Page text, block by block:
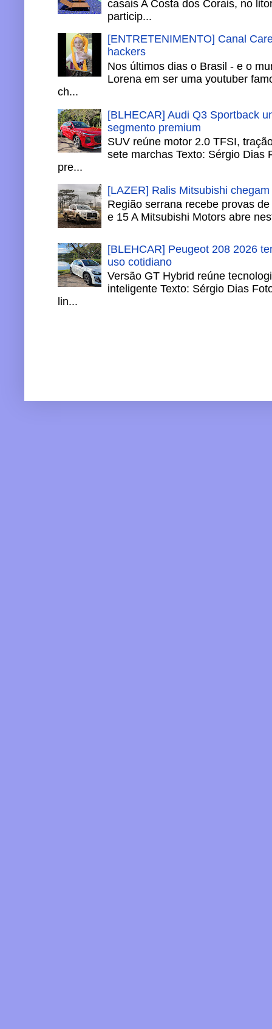
casais A Costa dos Corais, no
particip...
[ENTRETENIMENTO] Canal
hackers
Nos últimos dias o Brasil - e o
Lorena em ser uma youtuber
ch...
[BLHECAR] Audi Q3 Sportback
segmento premium
SUV reúne motor 2.0 TFSI,
sete marchas Texto: Sérgio Dias
pre...
[LAZER] Ralis Mitsubishi
Região serrana recebe provas
e 15 A Mitsubishi Motors abre
[BLEHCAR] Peugeot 208 2026
uso cotidiano
Versão GT Hybrid reúne
inteligente Texto: Sérgio Dias
lin...